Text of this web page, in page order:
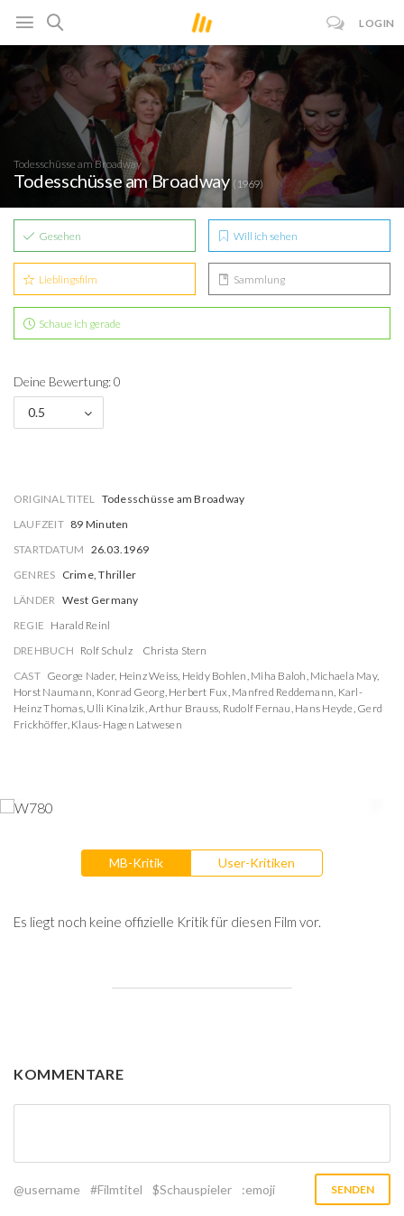
LOGIN
Todesschüsse am Broadway
Todesschüsse am Broadway (1969)
Gesehen Will ich sehen
Lieblingsfilm Sammlung
Schaue ich gerade
Deine Bewertung: 0
0.5
ORIGINAL TITEL Todesschüsse am Broadway
LAUFZEIT 89 Minuten
STARTDATUM 26.03.1969
GENRES Crime, Thriller
LÄNDER West Germany
REGIE Harald Reinl
DREHBUCH Rolf Schulz
Christa Stern
CAST George Nader, Heinz Weiss, Heidy Bohlen, Miha Baloh, Michaela May,
Horst Naumann, Konrad Georg, Herbert Fux, Manfred Reddemann, Karl-
Heinz Thomas, Ulli Kinalzik,Arthur Brauss, Rudolf Fernau, Hans Heyde, Gerd
Frickhöffer, Klaus-Hagen Latwesen
MB-Kritik User-Kritiken
Es liegt noch keine offizielle Kritik für diesen Film vor.
KOMMENTARE
@username #Filmtitel $Schauspieler :emoji